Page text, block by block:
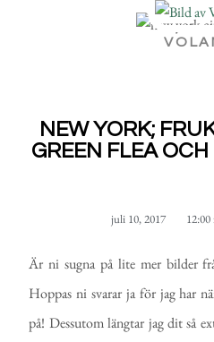
NEW YORK;
GREEN FLEA
juli 10, 2017
Är ni sugna på lite mer bilder
Hoppas ni svarar ja för jag har
på! Dessutom längtar jag dit så